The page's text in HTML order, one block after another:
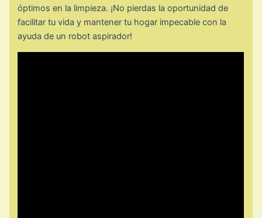
óptimos en la limpieza. ¡No pierdas la oportunidad de
facilitar tu vida y mantener tu hogar impecable con la
ayuda de un robot aspirador!